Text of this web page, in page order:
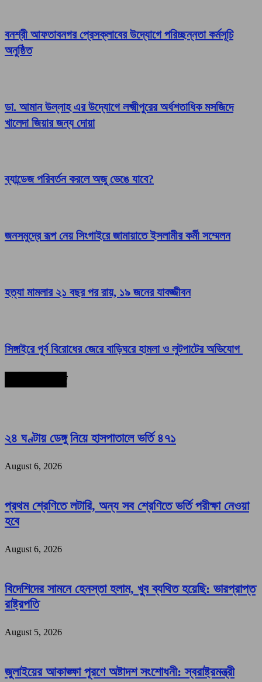
বনশ্রী আফতাবনগর প্রেসক্লাবের উদ্যোগে পরিচ্ছন্নতা কর্মসূচি
অনুষ্ঠিত
ডা. আমান উল্লাহ এর উদ্যোগে লক্ষ্মীপুরের অর্ধশতাধিক মসজিদে
খালেদা জিয়ার জন্য দোয়া
ব্যান্ডেজ পরিবর্তন করলে অজু ভেঙে যাবে?
জনসমুদ্রে রূপ নেয় সিংগাইরে জামায়াতে ইসলামীর কর্মী সম্মেলন
হত্যা মামলার ২১ বছর পর রায়, ১৯ জনের যাবজ্জীবন
সিঙ্গাইরে পূর্ব বিরোধের জেরে বাড়িঘরে হামলা ও লুটপাটের অভিযোগ
২৪ ঘণ্টায় ডেঙ্গু নিয়ে হাসপাতালে ভর্তি ৪৭১
August 6, 2026
প্রথম শ্রেণিতে লটারি, অন্য সব শ্রেণিতে ভর্তি পরীক্ষা নেওয়া
হবে
August 6, 2026
বিদেশিদের সামনে হেনস্তা হলাম, খুব ব্যথিত হয়েছি: ভারপ্রাপ্ত
রাষ্ট্রপতি
August 5, 2026
জুলাইয়ের আকাঙ্ক্ষা পূরণে অষ্টাদশ সংশোধনী: স্বরাষ্ট্রমন্ত্রী